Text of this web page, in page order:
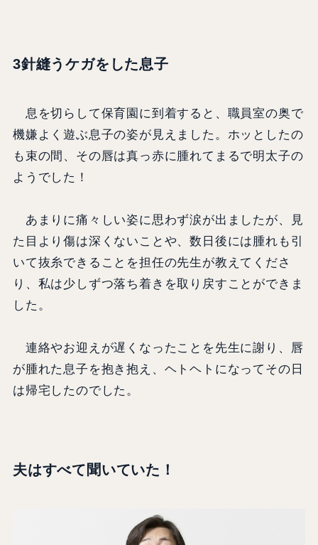
3針縫うケガをした息子
息を切らして保育園に到着すると、職員室の奥で
機嫌よく遊ぶ息子の姿が見えました。ホッとしたの
も束の間、その唇は真っ赤に腫れてまるで明太子の
ようでした！
あまりに痛々しい姿に思わず涙が出ましたが、見
た目より傷は深くないことや、数日後には腫れも引
いて抜糸できることを担任の先生が教えてくださ
り、私は少しずつ落ち着きを取り戻すことができま
した。
連絡やお迎えが遅くなったことを先生に謝り、唇
が腫れた息子を抱き抱え、ヘトヘトになってその日
は帰宅したのでした。
夫はすべて聞いていた！